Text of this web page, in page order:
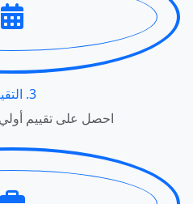
3. التقييم
احصل على تقييم